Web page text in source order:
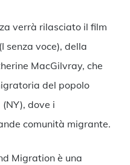
verrà rilasciato il film
senza voce), della
MacGilvray, che
del popolo
dove i
comunità migrante.
Migration è una